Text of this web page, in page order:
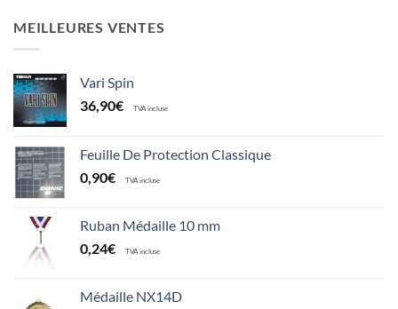
MEILLEURES VENTES
Vari Spin
36,90€ TVA incluse
Feuille De Protection Classique
0,90€ TVA incluse
Ruban Médaille 10 mm
0,24€ TVA incluse
Médaille NX14D